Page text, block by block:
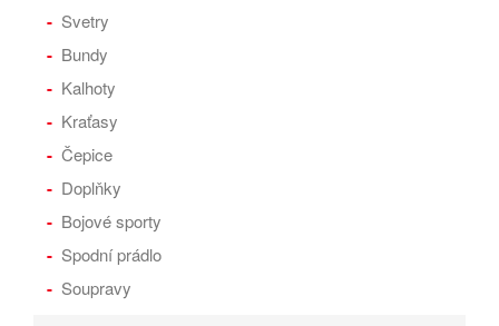
Svetry
Bundy
Kalhoty
Kraťasy
Čepice
Doplňky
Bojové sporty
Spodní prádlo
Soupravy